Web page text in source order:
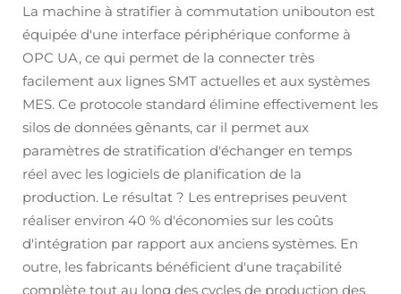
La machine à stratifier à commutation unibouton est
équipée d'une interface périphérique conforme à
OPC UA, ce qui permet de la connecter très
facilement aux lignes SMT actuelles et aux systèmes
MES. Ce protocole standard élimine effectivement les
silos de données gênants, car il permet aux
paramètres de stratification d'échanger en temps
réel avec les logiciels de planification de la
production. Le résultat ? Les entreprises peuvent
réaliser environ 40 % d'économies sur les coûts
d'intégration par rapport aux anciens systèmes. En
outre, les fabricants bénéficient d'une traçabilité
complète tout au long des cycles de production des